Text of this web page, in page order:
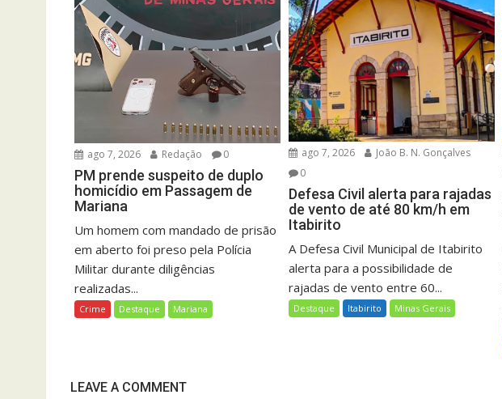
ago 7, 2026 Redação 0
PM prende suspeito de duplo
homicídio em Passagem de
Mariana
Um homem com mandado de prisão
em aberto foi preso pela Polícia
Militar durante diligências
realizadas...
Crime Destaque Mariana
ago 7, 2026
João B. N. Gonçalves
0
Defesa Civil alerta para rajadas
de vento de até 80 km/h em
Itabirito
A Defesa Civil Municipal de Itabirito
alerta para a possibilidade de
rajadas de vento entre 60...
Destaque Itabirito Minas Gerais
LEAVE A COMMENT